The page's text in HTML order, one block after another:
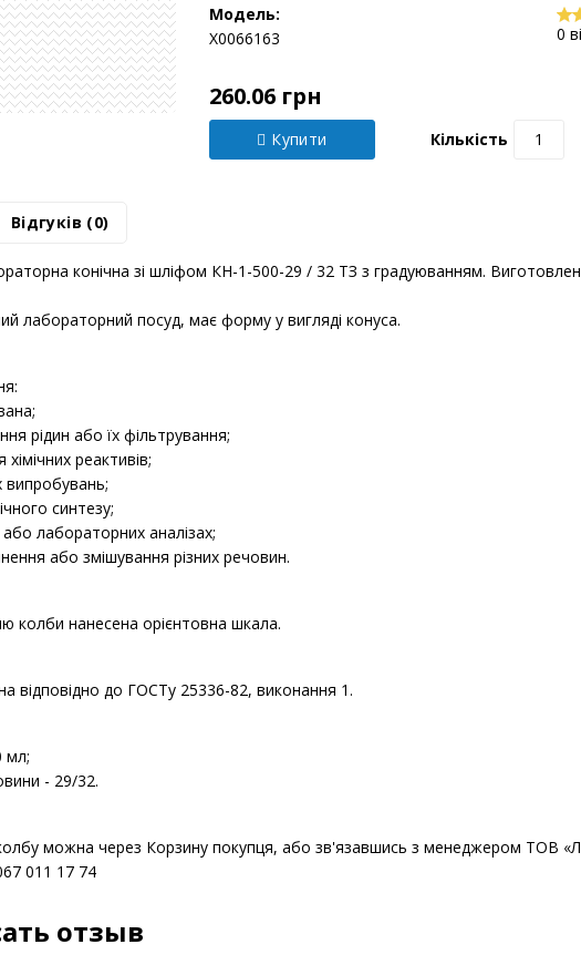
Є в наявності
Х0066163
260.06 грн
лабораторний посуд, має форму у вигляді конуса.
рідин або їх фільтрування;
хімічних реактивів;
випробувань;
або лабораторних аналізах;
або змішування різних речовин.
колби нанесена орієнтовна шкала.
відповідно до ГОСТу 25336-82, виконання 1.
мл;
- 29/32.
можна через Корзину покупця, або зв'язавшись з менеджером ТОВ